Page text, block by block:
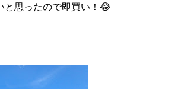
と思ったので即買い！😂